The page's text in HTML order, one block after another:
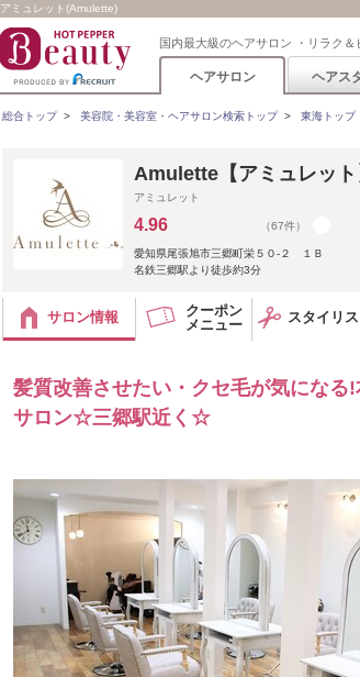
アミュレット(Amulette)
国内最大級のヘアサロン ・リラク
ヘアサロン ヘアス
総合トップ> 美容院・美容室・ヘアサロン検索トップ> 東海トップ
Amulette【アミュレット
アミュレット
4.96 （67件）
愛知県尾張旭市三郷町栄５０‐２ １Ｂ
名鉄三郷駅より徒歩約3分
サロン情報
クーポン
メニュー
スタイリス
髪質改善させたい・クセ毛が気にな
サロン☆三郷駅近く☆